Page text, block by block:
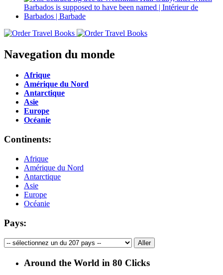
Navegation du monde
Afrique
Amérique du Nord
Antarctique
Asie
Europe
Océanie
Continents:
Afrique
Amérique du Nord
Antarctique
Asie
Europe
Océanie
Pays:
Around the World in 80 Clicks